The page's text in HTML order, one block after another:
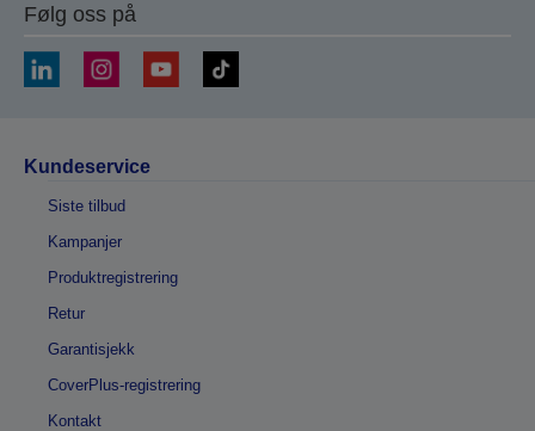
Følg oss på
Kundeservice
Siste tilbud
Kampanjer
Produktregistrering
Retur
Garantisjekk
CoverPlus-registrering
Kontakt